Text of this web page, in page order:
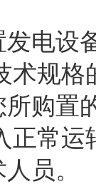
发电设
术规
购置
正常运
员。